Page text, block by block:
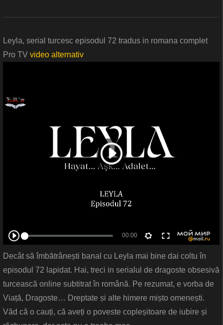
Leyla, serial turcesc episodul 72 tradus in romana complet
Pro TV video alternativ
Decât să îmbătrânești banal cu Leyla mai bine dai coltu în
episodul 72 lapidat. Hai, treci in serialul de dragoste obsesivă
turcească online subtitrat în română. Pe rezumat, e vorba de
Viață, Dragoste… Dreptate și alte himere mișto omenești.
Văd că o cauți, că aveți o poveste copleșitoare de iubire și